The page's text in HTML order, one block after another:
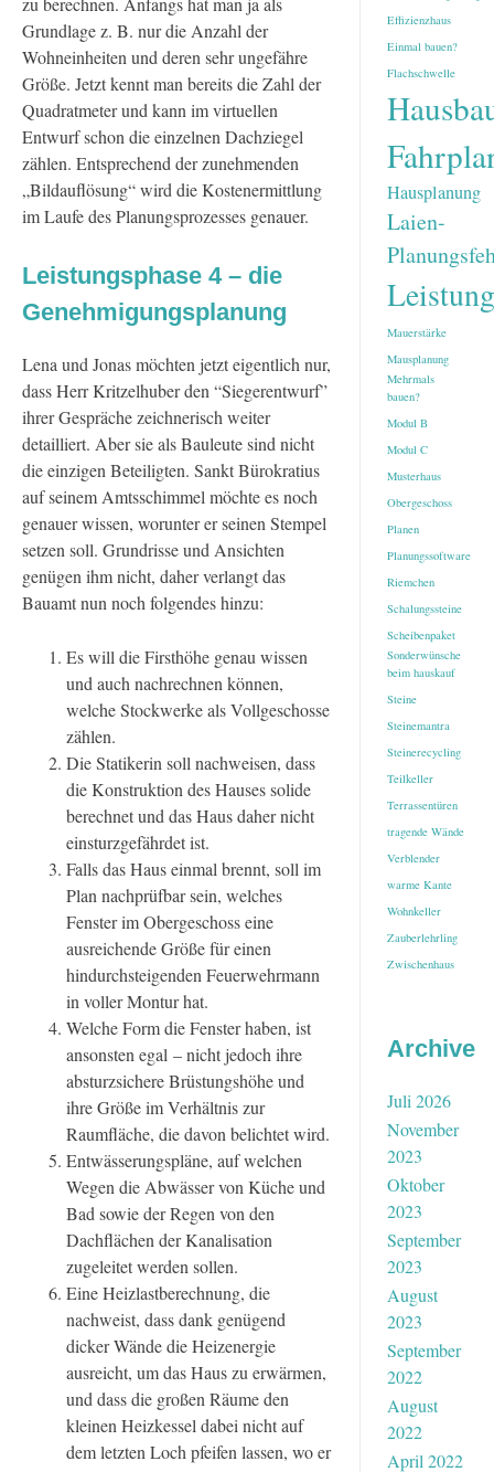
Grundlage z. B. nur die Anzahl der
Wohneinheiten und deren sehr ungefähre
Größe. Jetzt kennt man bereits die Zahl der
Quadratmeter und kann im virtuellen
Entwurf schon die einzelnen Dachziegel
zählen. Entsprechend der zunehmenden
„Bildauflösung“ wird die Kostenermittlung
im Laufe des Planungsprozesses genauer.
Leistungsphase 4 – die
Genehmigungsplanung
Lena und Jonas möchten jetzt eigentlich nur,
dass Herr Kritzelhuber den “Siegerentwurf”
ihrer Gespräche zeichnerisch weiter
detailliert. Aber sie als Bauleute sind nicht
die einzigen Beteiligten. Sankt Bürokratius
auf seinem Amtsschimmel möchte es noch
genauer wissen, worunter er seinen Stempel
setzen soll. Grundrisse und Ansichten
genügen ihm nicht, daher verlangt das
Bauamt nun noch folgendes hinzu:
Es will die Firsthöhe genau wissen
und auch nachrechnen können,
welche Stockwerke als Vollgeschosse
zählen.
Die Statikerin soll nachweisen, dass
die Konstruktion des Hauses solide
berechnet und das Haus daher nicht
einsturzgefährdet ist.
Falls das Haus einmal brennt, soll im
Plan nachprüfbar sein, welches
Fenster im Obergeschoss eine
ausreichende Größe für einen
hindurchsteigenden Feuerwehrmann
in voller Montur hat.
Welche Form die Fenster haben, ist
ansonsten egal – nicht jedoch ihre
absturzsichere Brüstungshöhe und
ihre Größe im Verhältnis zur
Raumfläche, die davon belichtet wird.
Entwässerungspläne, auf welchen
Wegen die Abwässer von Küche und
Bad sowie der Regen von den
Dachflächen der Kanalisation
zugeleitet werden sollen.
Eine Heizlastberechnung, die
nachweist, dass dank genügend
dicker Wände die Heizenergie
ausreicht, um das Haus zu erwärmen,
und dass die großen Räume den
kleinen Heizkessel dabei nicht auf
dem letzten Loch pfeifen lassen, wo er
Effizienzhaus
Einmal bauen?
Flachschwelle
Hausplanung
Laien-
Mauerstärke
Mausplanung
Mehrmals
bauen?
Modul B
Modul C
Musterhaus
Obergeschoss
Planen
Planungssoftware
Riemchen
Schalungssteine
Scheibenpaket
Sonderwünsche
beim hauskauf
Steine
Steinemantra
Steinerecycling
Teilkeller
Terrassentüren
tragende Wände
Verblender
warme Kante
Wohnkeller
Zauberlehrling
Zwischenhaus
Archive
Juli 2026
November
2023
Oktober
2023
September
2023
August
2023
September
2022
August
2022
April 2022